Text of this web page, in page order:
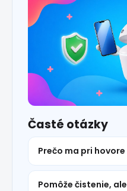
Časté otázky
Prečo ma pri
Pomôže čistenie,